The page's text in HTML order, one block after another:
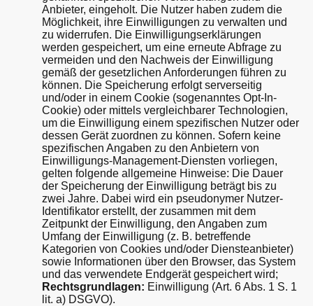
Anbieter, eingeholt. Die Nutzer haben zudem die
Möglichkeit, ihre Einwilligungen zu verwalten und
zu widerrufen. Die Einwilligungserklärungen
werden gespeichert, um eine erneute Abfrage zu
vermeiden und den Nachweis der Einwilligung
gemäß der gesetzlichen Anforderungen führen zu
können. Die Speicherung erfolgt serverseitig
und/oder in einem Cookie (sogenanntes Opt-In-
Cookie) oder mittels vergleichbarer Technologien,
um die Einwilligung einem spezifischen Nutzer oder
dessen Gerät zuordnen zu können. Sofern keine
spezifischen Angaben zu den Anbietern von
Einwilligungs-Management-Diensten vorliegen,
gelten folgende allgemeine Hinweise: Die Dauer
der Speicherung der Einwilligung beträgt bis zu
zwei Jahre. Dabei wird ein pseudonymer Nutzer-
Identifikator erstellt, der zusammen mit dem
Zeitpunkt der Einwilligung, den Angaben zum
Umfang der Einwilligung (z. B. betreffende
Kategorien von Cookies und/oder Diensteanbieter)
sowie Informationen über den Browser, das System
und das verwendete Endgerät gespeichert wird;
Rechtsgrundlagen: Einwilligung (Art. 6 Abs. 1 S. 1
lit. a) DSGVO).